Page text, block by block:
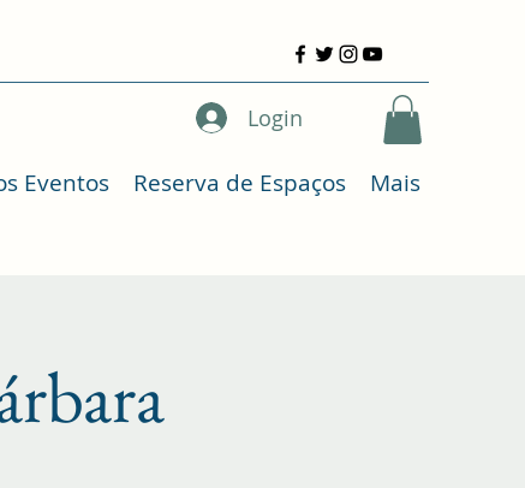
Login
Eventos Reserva de Espaços Mais